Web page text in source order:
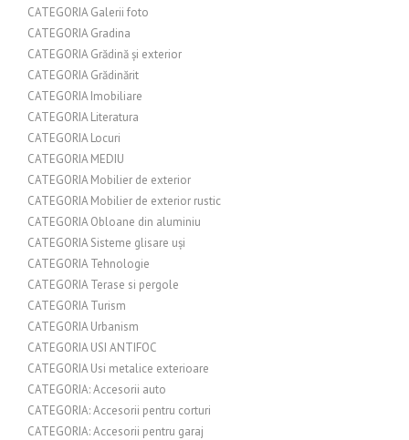
CATEGORIA Galerii foto
CATEGORIA Gradina
CATEGORIA Grădină și exterior
CATEGORIA Grădinărit
CATEGORIA Imobiliare
CATEGORIA Literatura
CATEGORIA Locuri
CATEGORIA MEDIU
CATEGORIA Mobilier de exterior
CATEGORIA Mobilier de exterior rustic
CATEGORIA Obloane din aluminiu
CATEGORIA Sisteme glisare uși
CATEGORIA Tehnologie
CATEGORIA Terase si pergole
CATEGORIA Turism
CATEGORIA Urbanism
CATEGORIA USI ANTIFOC
CATEGORIA Usi metalice exterioare
CATEGORIA: Accesorii auto
CATEGORIA: Accesorii pentru corturi
CATEGORIA: Accesorii pentru garaj